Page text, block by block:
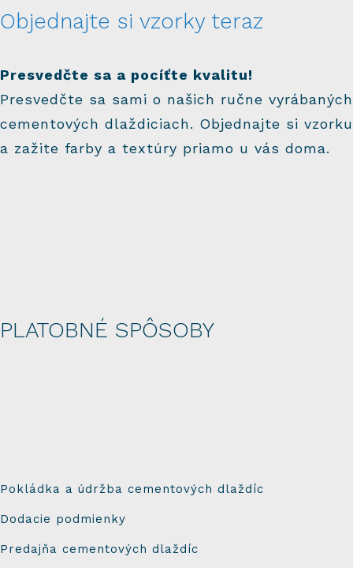
Pokládka a údržba cementových dlaždíc
Dodacie podmienky
Predajňa cementových dlaždíc
Objednajte si vzorky teraz
Presvedčte sa a pocíťte kvalitu!
Presvedčte sa sami o našich ručne vyrábaných
cementových dlaždiciach. Objednajte si vzorku
a zažite farby a textúry priamo u vás doma.
PLATOBNÉ SPÔSOBY